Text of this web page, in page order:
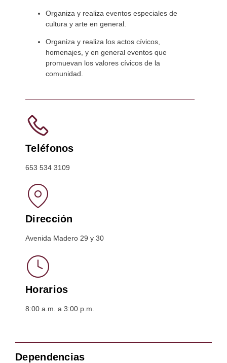
Organiza y realiza eventos especiales de
cultura y arte en general.
Organiza y realiza los actos cívicos,
homenajes, y en general eventos que
promuevan los valores cívicos de la
comunidad.
Teléfonos
653 534 3109
Dirección
Avenida Madero 29 y 30
Horarios
8:00 a.m. a 3:00 p.m.
Dependencias